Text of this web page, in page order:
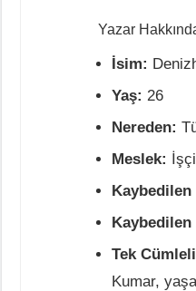
Yazar
İsim:
Yaş: 26
Nereden:
Meslek: İşçi
Kaybedilen
Tek
Kumar,